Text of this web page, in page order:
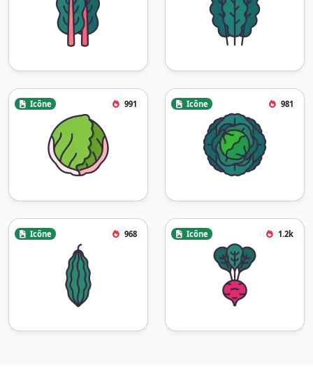
Icône 991 Icône 981
Icône 968 Icône 1.2k